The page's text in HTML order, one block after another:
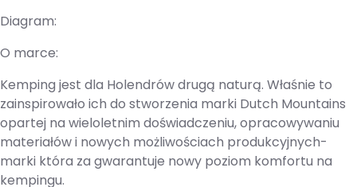
Diagram:
O marce:
Kemping jest dla Holendrów drugą naturą. Właśnie to
zainspirowało ich do stworzenia marki Dutch Mountains
opartej na wieloletnim doświadczeniu, opracowywaniu
materiałów i nowych możliwościach produkcyjnych-
marki która za gwarantuje nowy poziom komfortu na
kempingu.